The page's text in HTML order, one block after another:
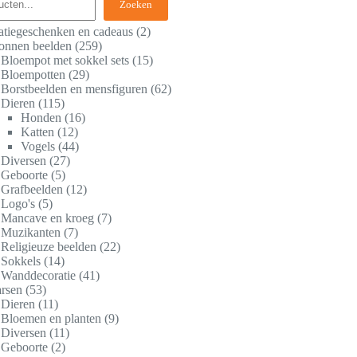
Zoeken
en cadeaus 2
beelden
259
Bloempot met sokkel sets 15
Bloempotten
29
Borstbeelden en mensfiguren
62
Dieren
115
Honden
16
Katten
12
Vogels 44
Diversen
27
Geboorte 5
Grafbeelden
12
Logo's 5
Mancave en kroeg
7
Muzikanten
7
Religieuze beelden
22
Sokkels 14
Wanddecoratie 41
53
Dieren
11
Bloemen en planten
9
Diversen
11
Geboorte 2